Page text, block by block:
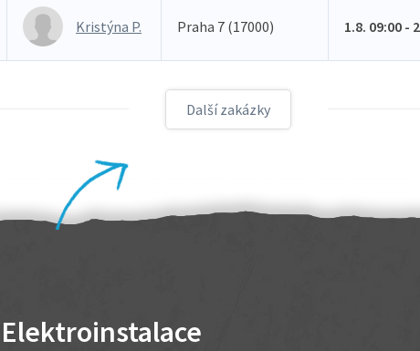
Kristýna P. Praha 7 (17000) 1.8. 09:00 -
Další zakázky
Elektroinstalace